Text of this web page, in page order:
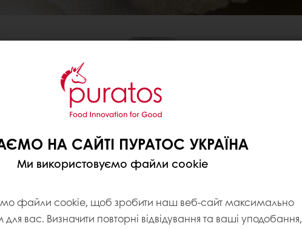
завдяки
для
або заморожені
вам подолати
якість
рішення, тому, ви
НА САЙТІ ПУРАТОС УКРАЇНА
Ми використовуємо файли cookie
файли cookie, щоб зробити наш веб-сайт максимально
для вас. Визначити повторні відвідування та ваші уподобання,